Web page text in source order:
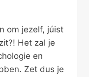
om jezelf, júist
Het zal je
en
Zet dus je